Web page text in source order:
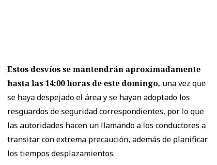
Estos desvíos se mantendrán aproximadamente
hasta las 14:00 horas de este domingo, una vez que
se haya despejado el área y se hayan adoptado los
resguardos de seguridad correspondientes, por lo que
las autoridades hacen un llamando a los conductores a
transitar con extrema precaución, además de planificar
los tiempos desplazamientos.